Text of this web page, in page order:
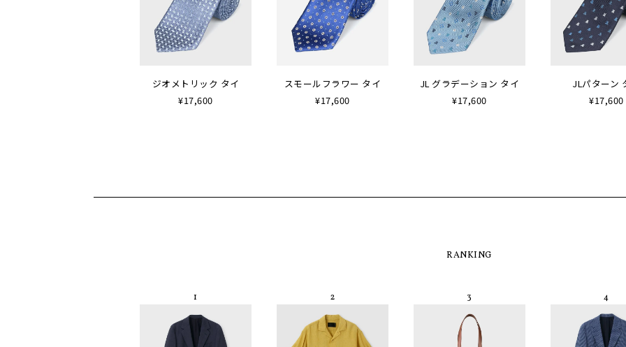
ジオメトリック タイ
¥17,600
スモールフラワー タイ
¥17,600
JL グラデーション タイ
¥17,600
JLパターン
¥17,600
RANKING